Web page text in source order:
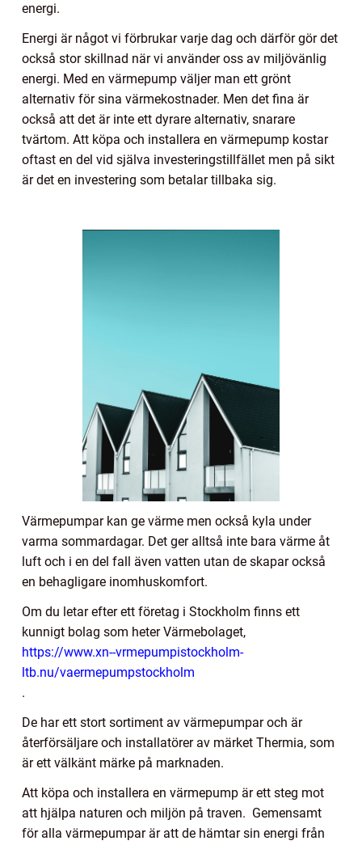
energi.
Energi är något vi förbrukar varje dag och därför gör det
också stor skillnad när vi använder oss av miljövänlig
energi. Med en värmepump väljer man ett grönt
alternativ för sina värmekostnader. Men det fina är
också att det är inte ett dyrare alternativ, snarare
tvärtom. Att köpa och installera en värmepump kostar
oftast en del vid själva investeringstillfället men på sikt
är det en investering som betalar tillbaka sig.
Värmepumpar kan ge värme men också kyla under
varma sommardagar. Det ger alltså inte bara värme åt
luft och i en del fall även vatten utan de skapar också
en behagligare inomhuskomfort.
Om du letar efter ett företag i Stockholm finns ett
kunnigt bolag som heter Värmebolaget,
https://www.xn--vrmepumpistockholm-
ltb.nu/vaermepumpstockholm
.
De har ett stort sortiment av värmepumpar och är
återförsäljare och installatörer av märket Thermia, som
är ett välkänt märke på marknaden.
Att köpa och installera en värmepump är ett steg mot
att hjälpa naturen och miljön på traven. Gemensamt
för alla värmepumpar är att de hämtar sin energi från